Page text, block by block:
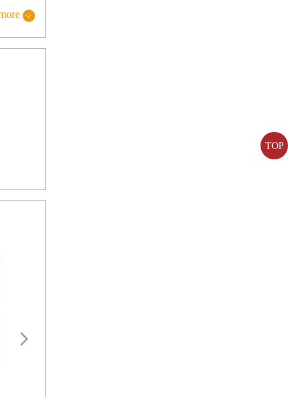
TOP
種社
甚
，
型
避
盡己
思
共產
但即
但這
的學
能